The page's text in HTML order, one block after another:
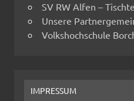
SV RW Alfen –
Unsere
Volkshochschule
IMPRESSUM